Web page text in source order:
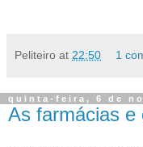
Peliteiro at 22:50 1
quinta-feira, 6 de
As farmácias e